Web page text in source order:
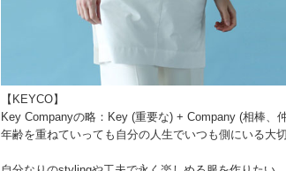
【KEYCO】
Key Companyの略：Key (重要な) + Company (相棒、
年齢を重ねていっても自分の人生でいつも側にいる大